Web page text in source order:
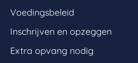
Voedingsbeleid
Inschrijven en opzeggen
Extra opvang nodig